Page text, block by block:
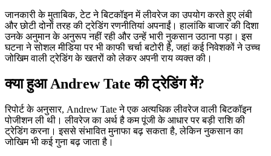
जानकारी के मुताबिक, टेट ने बिटकॉइन में लीवरेज का उपयोग करते हुए लंबी
और छोटी दोनों तरह की ट्रेडिंग रणनीतियां अपनाईं। हालांकि बाजार की दिशा
उनके अनुमान के अनुरूप नहीं रही और उन्हें भारी नुकसान उठाना पड़ा। इस
घटना ने सोशल मीडिया पर भी काफी चर्चा बटोरी है, जहां कई निवेशकों ने उच्च
जोखिम वाली ट्रेडिंग के खतरों को लेकर अपनी राय व्यक्त की।
क्या हुआ Andrew Tate की ट्रेडिंग में?
रिपोर्ट के अनुसार, Andrew Tate ने एक अत्यधिक लीवरेज वाली बिटकॉइन
पोजीशन ली थी। लीवरेज का अर्थ है कम पूंजी के आधार पर बड़ी राशि की
ट्रेडिंग करना। इससे संभावित मुनाफा बढ़ सकता है, लेकिन नुकसान का
जोखिम भी कई गुना बढ़ जाता है।